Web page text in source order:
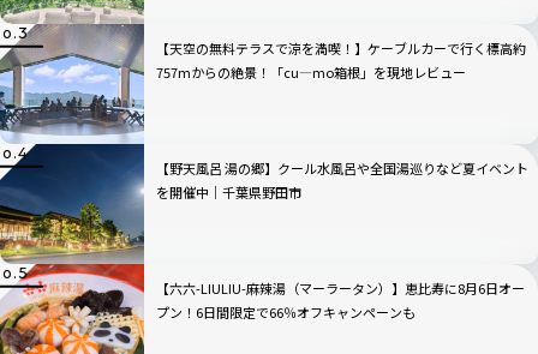
【天空の無料テラスで涼を満喫！】ケーブルカーで行く標高約
757mからの絶景！「cu―mo箱根」を現地レビュー
【野天風呂 湯の郷】クール水風呂や全国湯巡りなど夏イベント
を開催中｜千葉県野田市
【六六-LIULIU-麻辣湯（マーラータン）】恵比寿に8月6日オー
プン！6日間限定で66％オフキャンペーンも